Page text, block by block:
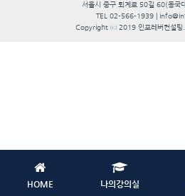
서울시 중구 퇴계로 50길 60(동국
TEL 02-566-1939 |
Copyright ⓒ 2019 인포레버컨설팅
HOME 나의강의실